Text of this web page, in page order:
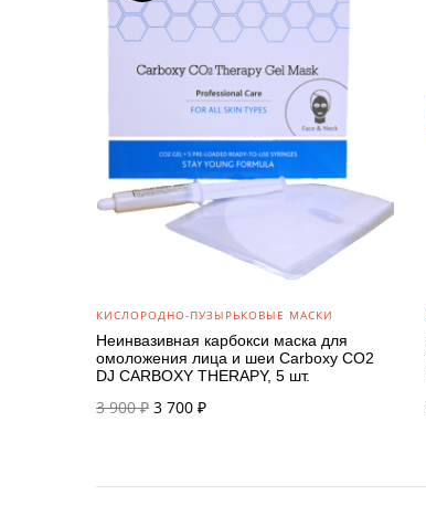
КИСЛОРОДНО-ПУЗЫРЬКОВЫЕ МАСКИ
Неинвазивная карбокси маска для
омоложения лица и шеи Carboxy CO2
DJ CARBOXY THERAPY, 5 шт.
3 900₽ Первоначальная
3 700 ₽Текущая